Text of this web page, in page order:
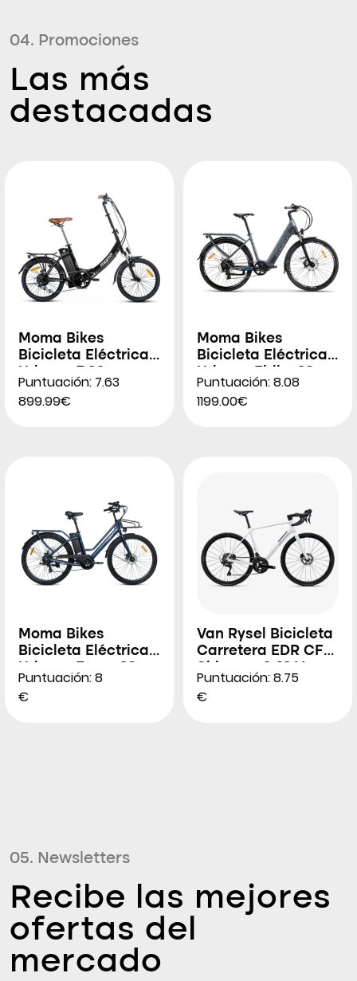
04. Promociones
Las más
destacadas
Moma Bikes
Bicicleta Eléctrica
Puntuación: 7.63
899.99€
Moma Bikes
Bicicleta Eléctrica
Pro
Puntuación: 8.08
1199.00€
Moma Bikes
Bicicleta Eléctrica
Puntuación: 8
€
Van Rysel Bicicleta
Carretera EDR CF
Puntuación: 8.75
€
05. Newsletters
Recibe las mejores
ofertas del
mercado